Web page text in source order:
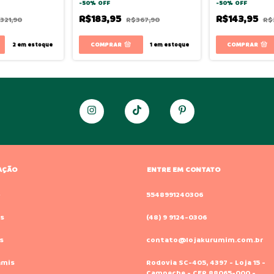
2em estoque
-50% OFF
R$183,95 R$367,90
COMPRAR 1 em estoque
-50% OFF
R$143,95
COMPRAR
ENTRE EM CONTATO
5548991240306
(48) 9 9124-0306
contato@lojakurumim.com.br
Rodovia SC-405, 4397 - Loja 15 -